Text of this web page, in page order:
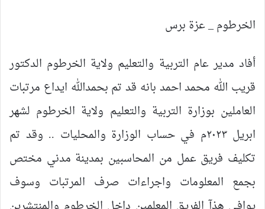
الخرطوم _ عزة برس
أفاد مدير عام التربية والتعليم ولاية الخرطوم الدكتور
قريب الله محمد احمد بانه قد تم بحمدالله ايداع مرتبات
العاملين بوزارة التربية والتعليم ولاية الخرطوم لشهر
ابريل ٢٠٢٣م في حساب الوزارة والمحليات .. وقد تم
تكليف فريق عمل من المحاسبين بمدينة مدني مختص
بجمع المعلومات واجراءات صرف المرتبات وسوف